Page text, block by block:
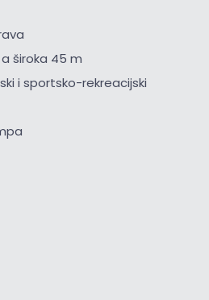
široka 45 m
i sportsko-rekreacijski